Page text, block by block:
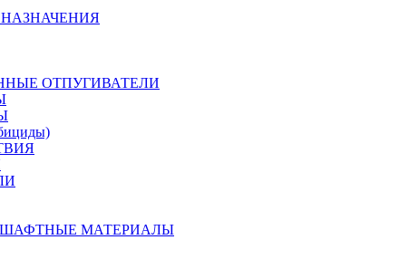
ОТПУГИВАТЕЛИ
МАТЕРИАЛЫ